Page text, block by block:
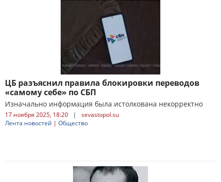
ЦБ разъяснил правила блокировки переводов
«самому себе» по СБП
Изначально информация была истолкована некорректно
17 ноября 2025, 18:20 |
sevastopol.su
Лента новостей | Общество